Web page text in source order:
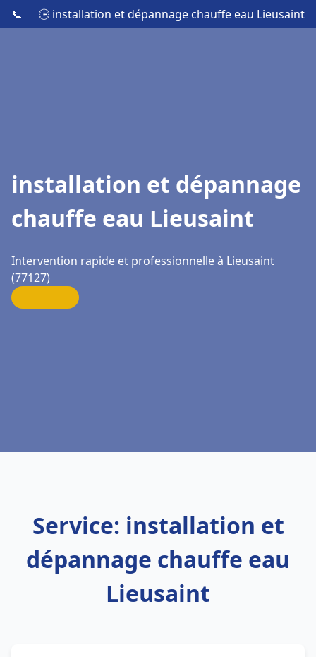
📞 🕒 installation et dépannage chauffe eau Lieusaint
installation et dépannage
chauffe eau Lieusaint
Intervention rapide et professionnelle à Lieusaint
(77127)
Service: installation et
dépannage chauffe eau
Lieusaint